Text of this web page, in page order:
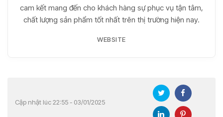
cam kết mang đến cho khách hàng sự phục vụ tận tâm,
chất lượng sản phẩm tốt nhất trên thị trường hiện nay.
WEBSITE
Cập nhật lúc 22:55 - 03/01/2025